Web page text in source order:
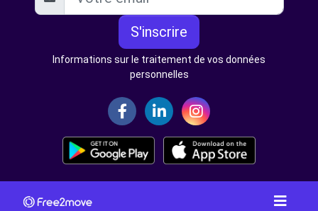
S'inscrire
Informations sur le traitement de vos données
personnelles